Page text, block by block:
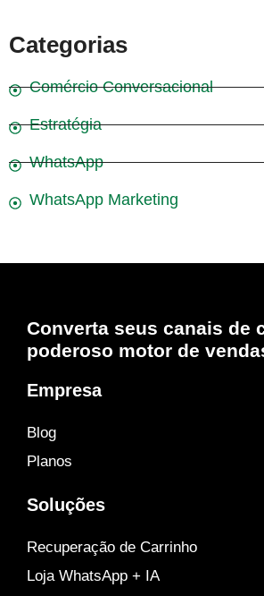
Categorias
Comércio Conversacional
Estratégia
WhatsApp
WhatsApp Marketing
Converta seus canais de
poderoso motor de
Empresa
Blog
Planos
Soluções
Recuperação de Carrinho
Loja WhatsApp + IA